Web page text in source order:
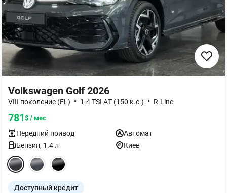
Volkswagen Golf 2026
VIII поколение (FL) • 1.4 TSI AТ (150 к.с.) • R-Line
781 $ / мес
Передний привод
Автомат
Бензин, 1.4л Киев
Доступный кредит